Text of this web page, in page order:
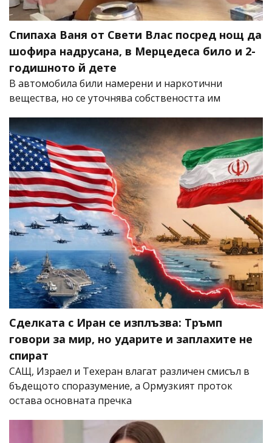
Спипаха Ваня от Свети Влас посред нощ да
шофира надрусана, в Мерцедеса било и 2-
годишното й дете
В автомобила били намерени и наркотични
вещества, но се уточнява собствеността им
Сделката с Иран се изплъзва: Тръмп
говори за мир, но ударите и заплахите не
спират
САЩ, Израел и Техеран влагат различен смисъл в
бъдещото споразумение, а Ормузкият проток
остава основната пречка